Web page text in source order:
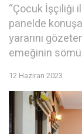
“Çocuk İşçiliği
panelde
yararını
emeğinin
12 Haziran 2023